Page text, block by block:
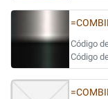
Código
Código